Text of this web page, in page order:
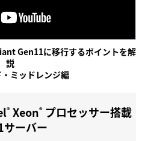
Gen11に移行するポイントを解
説
ミッドレンジ編
® Xeon® プロセッサー搭載
ーバー